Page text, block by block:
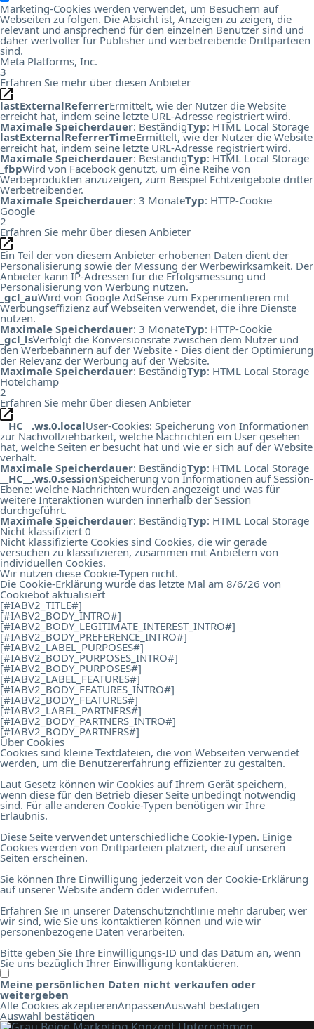
Marketing-Cookies werden verwendet, um Besuchern auf
Webseiten zu folgen. Die Absicht ist, Anzeigen zu zeigen, die
relevant und ansprechend für den einzelnen Benutzer sind und
daher wertvoller für Publisher und werbetreibende Drittparteien
sind.
Meta Platforms, Inc.
3
Erfahren Sie mehr über diesen Anbieter
lastExternalReferrerErmittelt, wie der Nutzer die Website
erreicht hat, indem seine letzte URL-Adresse registriert wird.
Maximale Speicherdauer: BeständigTyp: HTML Local Storage
lastExternalReferrerTimeErmittelt, wie der Nutzer die Website
erreicht hat, indem seine letzte URL-Adresse registriert wird.
Maximale Speicherdauer: BeständigTyp: HTML Local Storage
_fbpWird von Facebook genutzt, um eine Reihe von
Werbeprodukten anzuzeigen, zum Beispiel Echtzeitgebote dritter
Werbetreibender.
Maximale Speicherdauer: 3 MonateTyp: HTTP-Cookie
Google
2
Erfahren Sie mehr über diesen Anbieter
Ein Teil der von diesem Anbieter erhobenen Daten dient der
Personalisierung sowie der Messung der Werbewirksamkeit. Der
Anbieter kann IP-Adressen für die Erfolgsmessung und
Personalisierung von Werbung nutzen.
_gcl_auWird von Google AdSense zum Experimentieren mit
Werbungseffizienz auf Webseiten verwendet, die ihre Dienste
nutzen.
Maximale Speicherdauer: 3 MonateTyp: HTTP-Cookie
_gcl_lsVerfolgt die Konversionsrate zwischen dem Nutzer und
den Werbebannern auf der Website - Dies dient der Optimierung
der Relevanz der Werbung auf der Website.
Maximale Speicherdauer: BeständigTyp: HTML Local Storage
Hotelchamp
2
Erfahren Sie mehr über diesen Anbieter
__HC__.ws.0.localUser-Cookies: Speicherung von Informationen
zur Nachvollziehbarkeit, welche Nachrichten ein User gesehen
hat, welche Seiten er besucht hat und wie er sich auf der Website
verhält.
Maximale Speicherdauer: BeständigTyp: HTML Local Storage
__HC__.ws.0.sessionSpeicherung von Informationen auf Session-
Ebene: welche Nachrichten wurden angezeigt und was für
weitere Interaktionen wurden innerhalb der Session
durchgeführt.
Maximale Speicherdauer: BeständigTyp: HTML Local Storage
Nicht klassifiziert 0
Nicht klassifizierte Cookies sind Cookies, die wir gerade
versuchen zu klassifizieren, zusammen mit Anbietern von
individuellen Cookies.
Wir nutzen diese Cookie-Typen nicht.
Die Cookie-Erklärung wurde das letzte Mal am 8/6/26 von
Cookiebot aktualisiert
[#IABV2_TITLE#]
[#IABV2_BODY_INTRO#]
[#IABV2_BODY_LEGITIMATE_INTEREST_INTRO#]
[#IABV2_BODY_PREFERENCE_INTRO#]
[#IABV2_LABEL_PURPOSES#]
[#IABV2_BODY_PURPOSES_INTRO#]
[#IABV2_BODY_PURPOSES#]
[#IABV2_LABEL_FEATURES#]
[#IABV2_BODY_FEATURES_INTRO#]
[#IABV2_BODY_FEATURES#]
[#IABV2_LABEL_PARTNERS#]
[#IABV2_BODY_PARTNERS_INTRO#]
[#IABV2_BODY_PARTNERS#]
Über Cookies
Cookies sind kleine Textdateien, die von Webseiten verwendet
werden, um die Benutzererfahrung effizienter zu gestalten.
Laut Gesetz können wir Cookies auf Ihrem Gerät speichern,
wenn diese für den Betrieb dieser Seite unbedingt notwendig
sind. Für alle anderen Cookie-Typen benötigen wir Ihre
Erlaubnis.
Diese Seite verwendet unterschiedliche Cookie-Typen. Einige
Cookies werden von Drittparteien platziert, die auf unseren
Seiten erscheinen.
Sie können Ihre Einwilligung jederzeit von der Cookie-Erklärung
auf unserer Website ändern oder widerrufen.
Erfahren Sie in unserer Datenschutzrichtlinie mehr darüber, wer
wir sind, wie Sie uns kontaktieren können und wie wir
personenbezogene Daten verarbeiten.
Bitte geben Sie Ihre Einwilligungs-ID und das Datum an, wenn
Sie uns bezüglich Ihrer Einwilligung kontaktieren.
Meine persönlichen Daten nicht verkaufen oder
weitergeben
Alle Cookies akzeptierenAnpassenAuswahl bestätigen
Auswahl bestätigen